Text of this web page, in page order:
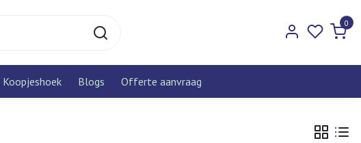
0
Koopjeshoek Blogs Offerte aanvraag